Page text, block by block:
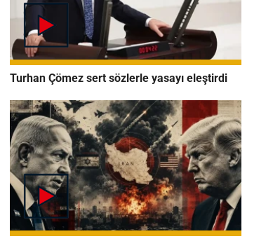
Turhan Çömez sert sözlerle yasayı eleştirdi